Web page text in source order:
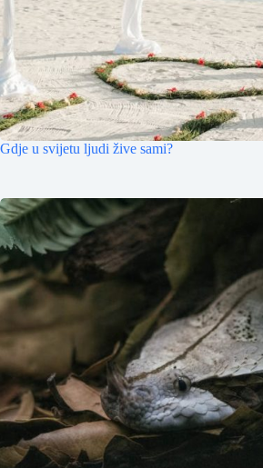
Gdje u svijetu ljudi žive sami?